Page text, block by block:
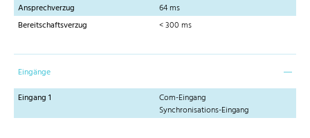
Ansprechverzug
64 ms
Bereitschaftsverzug
< 300 ms
Eingänge
Eingang 1
Com-Eingang
Synchronisations-Eingang